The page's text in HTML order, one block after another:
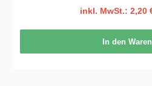
inkl. MwSt.: 2,20
In den